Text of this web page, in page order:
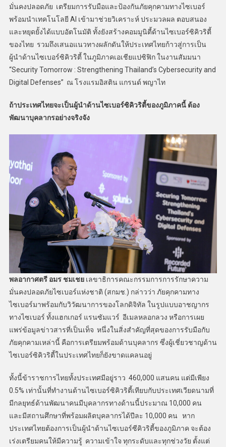
มั่นคงปลอดภัย เตรียมการรับมือและป้องกันภัยคุกคามทางไซเบอร์
พร้อมนำเทคโนโลยี AI เข้ามาช่วยวิเคราะห์ ประมวลผล ตอบสนอง
และหยุดยั้งได้แบบอัตโนมัติ ทั้งยังสร้างคอมมูนิตี้ด้านไซเบอร์ซิคิวริตี้
ของไทย รวมถึงเสนอแนวทางผลักดันให้ประเทศไทยก้าวสู่การเป็น
ผู้นำด้านไซเบอร์ซิคิวริตี้ ในภูมิภาคเอเชียแปซิฟิก ในงานสัมมนา
“Security Tomorrow : Strengthening Thailand’s Cybersecurity and
Digital Defenses” ณ โรงแรมอิสติน แกรนด์ พญาไท
ถ้าประเทศไทยจะเป็นผู้นำด้านไซเบอร์ซิคิวริตี้ของภูมิภาคนี้ ต้อง
พัฒนาบุคลากรอย่างจริงจัง
พลอากาศตรี อมร ชมเชยเลขาธิการคณะกรรมการการรักษาความ
มั่นคงปลอดภัยไซเบอร์แห่งชาติ (สกมช.) กล่าวว่า ภัยคุกคามทาง
ไซเบอร์มาพร้อมกับวิวัฒนาการของโลกดิจิทัล ในรูปแบบอาชญากร
ทางไซเบอร์ ทั้งแฮกเกอร์ แรนซัมแวร์ อีเมลหลอกลวง หรือการเผย
แพร่ข้อมูลข่าวสารที่เป็นเท็จ หนึ่งในสิ่งสำคัญที่สุดของการรับมือกับ
ภัยคุกคามเหล่านี้ คือการเตรียมพร้อมด้านบุคลากร ซึ่งผู้เชี่ยวชาญด้าน
ไซเบอร์ซิคิวริตี้ในประเทศไทยก็ยังขาดแคลนอยู่
ทั้งนี้ข้าราชการไทยทั้งประเทศมีอยู่ราว 460,000 แสนคน แต่มีเพียง
0.5% เท่านั้นที่ทำงานด้านไซเบอร์ซิคิวริตี้เทียบกับประเทศเวียดนามที่
มีกลยุทธ์ด้านพัฒนาคนมีบุคลากรทางด้านนี้ประมาณ 10,000 คน
และมีสถานศึกษาที่พร้อมผลิตบุคลากรได้ปีละ 10,000 คน หาก
ประเทศไทยต้องการเป็นผู้นำด้านไซเบอร์ซีคิวริตี้ของภูมิภาค จะต้อง
เร่งเตรียมคนให้มีความรู้ ความเข้าใจ ทุกระดับและทุกช่วงวัย ตั้งแต่